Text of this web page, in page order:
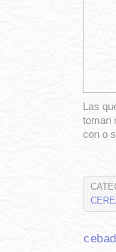
Las
toman
con o